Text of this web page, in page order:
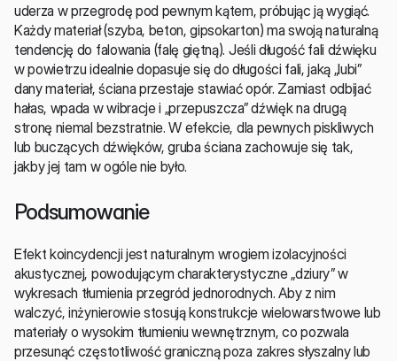
uderza w przegrodę pod pewnym kątem, próbując ją wygiąć.
Każdy materiał (szyba, beton, gipsokarton) ma swoją naturalną
tendencję do falowania (falę giętną). Jeśli długość fali dźwięku
w powietrzu idealnie dopasuje się do długości fali, jaką „lubi”
dany materiał, ściana przestaje stawiać opór. Zamiast odbijać
hałas, wpada w wibracje i „przepuszcza” dźwięk na drugą
stronę niemal bezstratnie. W efekcie, dla pewnych piskliwych
lub buczących dźwięków, gruba ściana zachowuje się tak,
jakby jej tam w ogóle nie było.
Podsumowanie
Efekt koincydencji jest naturalnym wrogiem izolacyjności
akustycznej, powodującym charakterystyczne „dziury” w
wykresach tłumienia przegród jednorodnych. Aby z nim
walczyć, inżynierowie stosują konstrukcje wielowarstwowe lub
materiały o wysokim tłumieniu wewnętrznym, co pozwala
przesunąć częstotliwość graniczną poza zakres słyszalny lub